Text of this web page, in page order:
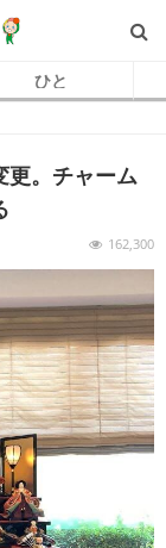
ひと
更。チャーム
162,300